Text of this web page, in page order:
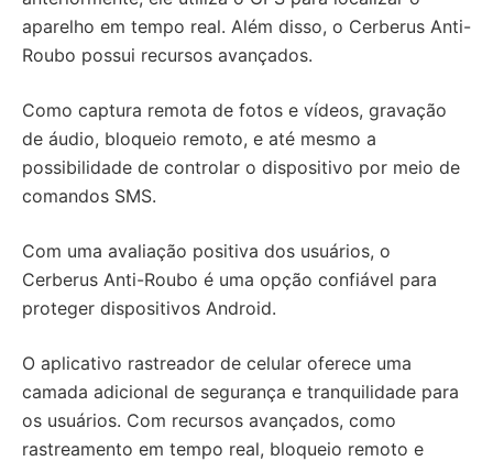
aparelho em tempo real. Além disso, o Cerberus Anti-
Roubo possui recursos avançados.
Como captura remota de fotos e vídeos, gravação
de áudio, bloqueio remoto, e até mesmo a
possibilidade de controlar o dispositivo por meio de
comandos SMS.
Com uma avaliação positiva dos usuários, o
Cerberus Anti-Roubo é uma opção confiável para
proteger dispositivos Android.
O aplicativo rastreador de celular oferece uma
camada adicional de segurança e tranquilidade para
os usuários. Com recursos avançados, como
rastreamento em tempo real, bloqueio remoto e